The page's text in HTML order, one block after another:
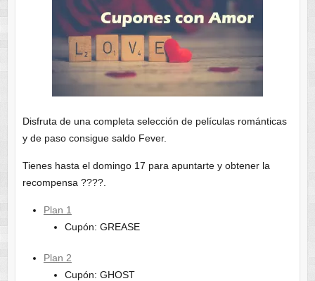
Disfruta de una completa selección de películas románticas
y de paso consigue saldo Fever.
Tienes hasta el domingo 17 para apuntarte y obtener la
recompensa ????.
Plan 1
Cupón: GREASE
Plan 2
Cupón: GHOST